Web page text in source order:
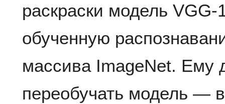
раскраски модель
обученную
массива ImageNet. Ему
переобучать модель —